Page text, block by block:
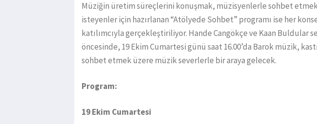
Müziğin üretim süreçlerini konuşmak, müzisyenlerle sohbet
isteyenler için hazırlanan “Atölyede Sohbet” programı ise her
katılımcıyla gerçekleştiriliyor. Hande Cangökçe ve Kaan Buldular
öncesinde, 19 Ekim Cumartesi günü saat 16.00’da Barok müzik,
sohbet etmek üzere müzik severlerle bir araya gelecek.
Program:
19 Ekim Cumartesi